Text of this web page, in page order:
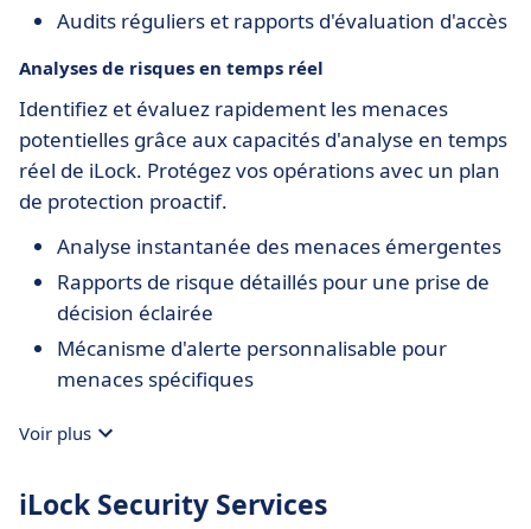
Audits réguliers et rapports d'évaluation d'accès
Analyses de risques en temps réel
Identifiez et évaluez rapidement les menaces
potentielles grâce aux capacités d'analyse en temps
réel de iLock. Protégez vos opérations avec un plan
de protection proactif.
Analyse instantanée des menaces émergentes
Rapports de risque détaillés pour une prise de
décision éclairée
Mécanisme d'alerte personnalisable pour
menaces spécifiques
Voir plus
iLock Security Services